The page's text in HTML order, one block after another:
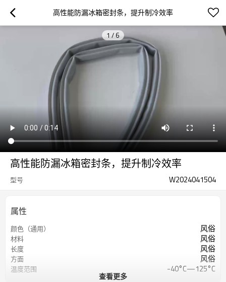
高性能防漏冰箱密封条，提升制冷效率
1 / 6
高性能防漏冰箱密封条，提升制冷效率
型号 W2024041504
属性
颜色（通用） 风俗
材料 风俗
长度 风俗
方面 风俗
温度范围 -40°C—125°C
查看更多